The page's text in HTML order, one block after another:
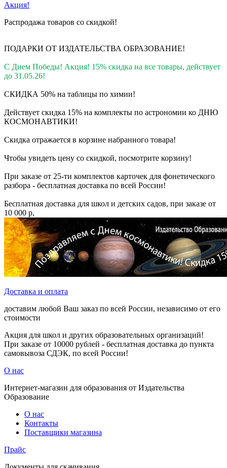
Акция!
Распродажа товаров со скидкой!
ПОДАРКИ ОТ ИЗДАТЕЛЬСТВА ОБРАЗОВАНИЕ!
С Днем Победы! Акция! 15% скидка на все товары, действует
до 31.05.26!
СКИДКА 50% на таблицы по химии!
Действует скидка 15% на комплекты по астрономии ко ДНЮ
КОСМОНАВТИКИ!
Скидка отражается в корзине набранного товара!
Чтобы увидеть цену со скидкой, посмотрите корзину!
При заказе от 25-ти комплектов карточек для фонетического
разбора - бесплатная доставка по всей России!
Бесплатная доставка для школ и детских садов, при заказе от
10 000 р,
Доставка и оплата
доставим любой Ваш заказ по всей России, независимо от его
стоимости
Акция для школ и других образовательных организаций!
При заказе от 10000 рублей - бесплатная доставка до пункта
самовывоза СДЭК, по всей России!
О нас
Интернет-магазин для образования от Издательства
Образование
О нас
Контакты
Поставщики магазина
Прайс